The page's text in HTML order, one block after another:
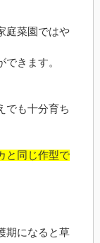
庭菜園ではや
きます。
でも十分育ち
と同じ作型で
期になると草